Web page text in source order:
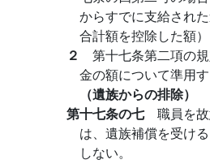
からすでに支給され
合計額を控除した額）
２ 第十七条第二項の
金の額について準用す
（遺族からの排除）
第十七条の七 職員を
は、遺族補償を受け
しない。